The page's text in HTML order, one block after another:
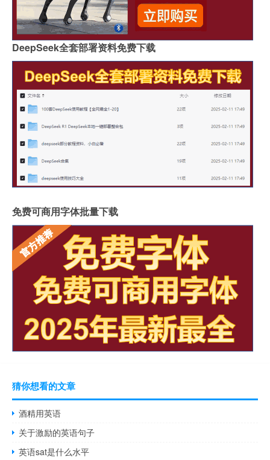
DeepSeek全套部署资料免费下载
免费可商用字体批量下载
猜你想看的文章
酒精用英语
关于激励的英语句子
英语sat是什么水平